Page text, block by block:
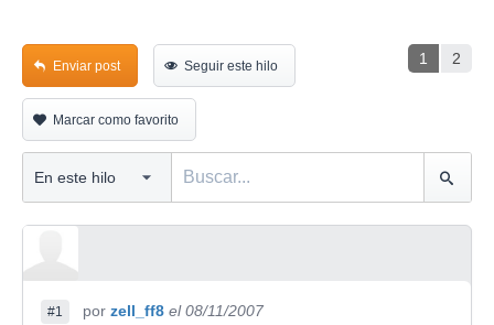
1 2
Enviar post Seguir este hilo
Marcar como favorito
#1 por zell_ff8 el 08/11/2007